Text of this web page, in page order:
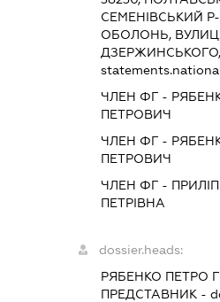
СЕМЕНІВСЬКИЙ
ОБОЛОНЬ,
ЧЛЕН ФГ -
ПЕТРОВИЧ
ЧЛЕН ФГ -
ПЕТРОВИЧ
ЧЛЕН ФГ -
ПЕТРІВНА
dossier.heads:
РЯБЕНКО ПЕТРО
ПРЕДСТАВНИК -